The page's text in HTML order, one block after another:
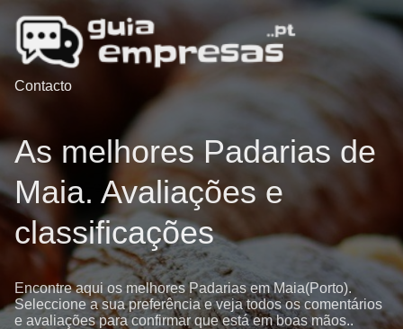
Contacto
As melhores Padarias de
Maia. Avaliações e
classificações
Encontre aqui os melhores Padarias em Maia(Porto).
Seleccione a sua preferência e veja todos os comentários
e avaliações para confirmar que está em boas mãos..